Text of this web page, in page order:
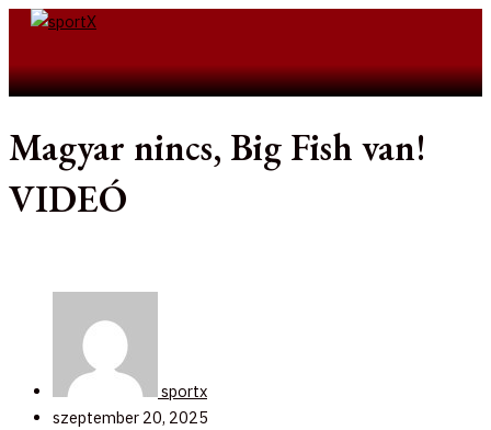
Skip
Magyar nincs, Big Fish van!
VIDEÓ
sportx
szeptember 20, 2025